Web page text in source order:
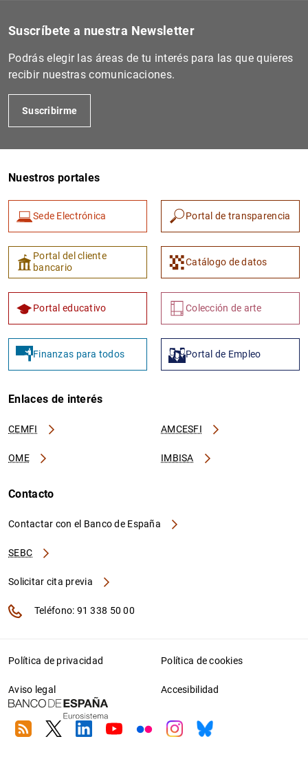
Suscríbete a nuestra Newsletter
Podrás elegir las áreas de tu interés para las que quieres
recibir nuestras comunicaciones.
Suscribirme
Nuestros portales
Sede Electrónica Portal de transparencia
Portal del cliente
bancario
Catálogo de datos
Portal educativo Colección de arte
Finanzas para todos Portal de Empleo
Enlaces de interés
CEMFI AMCESFI
OME IMBISA
Contacto
Contactar con el Banco de España
SEBC
Solicitar cita previa
Teléfono: 91 338 50 00
Política de privacidad Política de cookies
Aviso legal Accesibilidad
RSS TwitterLinkedin
YoutubeFlickrInstagram
Bluesky